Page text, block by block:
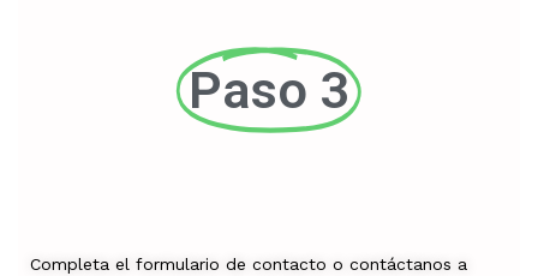
Paso 3
Completa el formulario de contacto o contáctanos a